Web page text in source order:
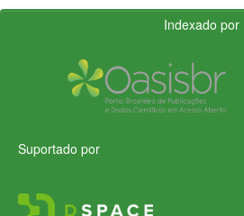
Indexado por
Suportado por